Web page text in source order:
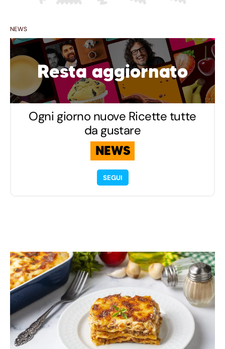
NEWS
Resta aggiornato
Ogni giorno nuove Ricette tutte
da gustare
NEWS
SEGUI